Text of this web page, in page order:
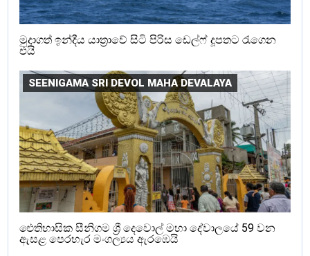
මුදාගත් ඉන්දීය යාත්‍රාවේ සිටි පිරිස ඩෙල්ෆ් දූපතට රැගෙන
එයි
SEENIGAMA SRI DEVOL MAHA DEVALAYA
ඓතිහාසික සීනිගම ශ්‍රී දෙවොල් මහා දේවාලයේ 59 වන
ඇසළ පෙරහැර මංගල්‍යය ඇරඹෙයි